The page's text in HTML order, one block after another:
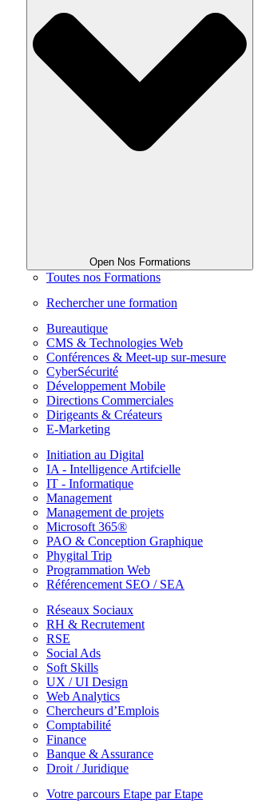
Open Nos Formations
Toutes nos Formations
Rechercher une formation
Bureautique
CMS & Technologies Web
Conférences & Meet-up sur-mesure
CyberSécurité
Développement Mobile
Directions Commerciales
Dirigeants & Créateurs
E-Marketing
Initiation au Digital
IA - Intelligence Artifcielle
IT - Informatique
Management
Management de projets
Microsoft 365®
PAO & Conception Graphique
Phygital Trip
Programmation Web
Référencement SEO / SEA
Réseaux Sociaux
RH & Recrutement
RSE
Social Ads
Soft Skills
UX / UI Design
Web Analytics
Chercheurs d’Emplois
Comptabilité
Finance
Banque & Assurance
Droit / Juridique
Votre parcours Etape par Etape